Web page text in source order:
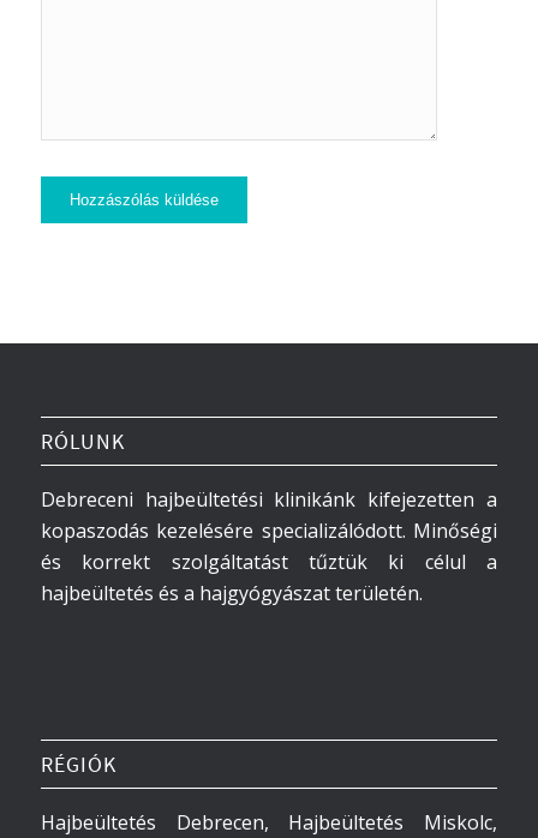
RÓLUNK
Debreceni hajbeültetési klinikánk kifejezetten a
kopaszodás kezelésére specializálódott. Minőségi
és korrekt szolgáltatást tűztük ki célul a
hajbeültetés és a hajgyógyászat területén.
RÉGIÓK
Hajbeültetés Debrecen, Hajbeültetés Miskolc,